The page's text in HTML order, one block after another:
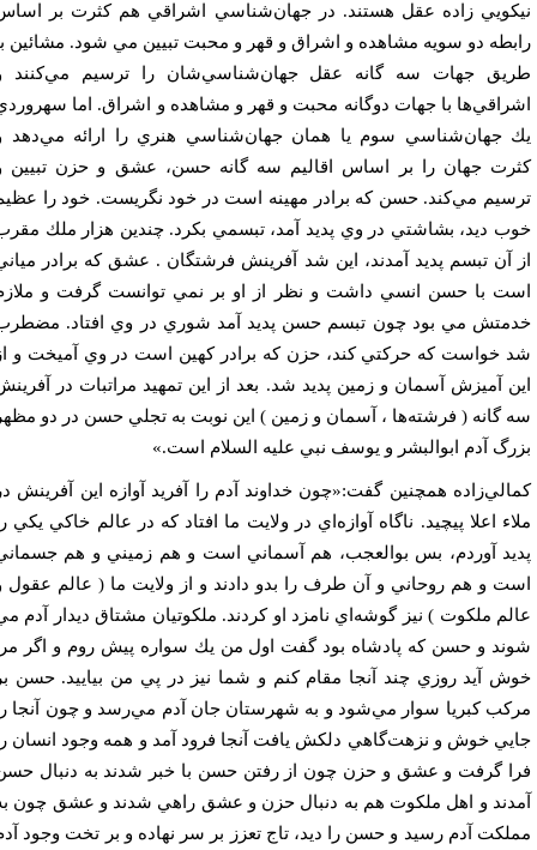
زاده عقل هستند. در جهان‌شناسي اشراقي هم كثرت بر اساس
دو سويه مشاهده و اشراق و قهر و محبت تبيين مي شود. مشائين با
جهات سه گانه عقل جهان‌شناسي‌شان را ترسيم مي‌كنند و
با جهات دو‌گانه محبت و قهر و مشاهده و اشراق. اما سهروردي
جهان‌شناسي سوم يا همان جهان‌شناسي هنري را ارائه مي‌دهد و
جهان را بر اساس اقاليم سه گانه حسن، عشق و حزن تبيين و
مي‌كند. حسن كه برادر مهينه است در خود نگريست. خود را عظيم
ديد، بشاشتي در وي پديد آمد، تبسمي بكرد. چندين هزار ملك مقرب
آن تبسم پديد آمدند، اين شد آفرينش فرشتگان . عشق كه برادر مياني
با حسن انسي داشت و نظر از او بر نمي توانست گرفت و ملازم
مي بود چون تبسم حسن پديد آمد شوري در وي افتاد. مضطرب
خواست كه حركتي كند، حزن كه برادر كهين است در وي آميخت و از
آميزش آسمان و زمين پديد شد. بعد از اين تمهيد مراتبات در آفرينش
گانه ( فرشته‌ها ، آسمان و زمين ) اين نوبت به تجلي حسن در دو مظهر
آدم ابوالبشر و يوسف نبي عليه السلام است.»
همچنين گفت:«چون خداوند آدم را آفريد آوازه اين آفرينش در
اعلا پيچيد. ناگاه آوازه‌اي در ولايت ما افتاد كه در عالم خاكي يكي را
آوردم، بس بوالعجب، هم آسماني است و هم زميني و هم جسماني
و هم روحاني و آن طرف را بدو دادند و از ولايت ما ( عالم عقول و
ملكوت ) نيز گوشه‌اي نامزد او كردند. ملكوتيان مشتاق ديدار آدم مي
و حسن كه پادشاه بود گفت اول من يك سواره پيش روم و اگر مرا
آيد روزي چند آنجا مقام كنم و شما نيز در پي من بياييد. حسن بر
كبريا سوار مي‌شود و به شهرستان جان آدم مي‌رسد و چون آنجا را
خوش و نزهت‌گاهي دلكش يافت آنجا فرود آمد و همه وجود انسان را
گرفت و عشق و حزن چون از رفتن حسن با خبر شدند به دنبال حسن
و اهل ملكوت هم به دنبال حزن و عشق راهي شدند و عشق چون به
آدم رسيد و حسن را ديد، تاج تعزز بر سر نهاده و بر تخت وجود آدم